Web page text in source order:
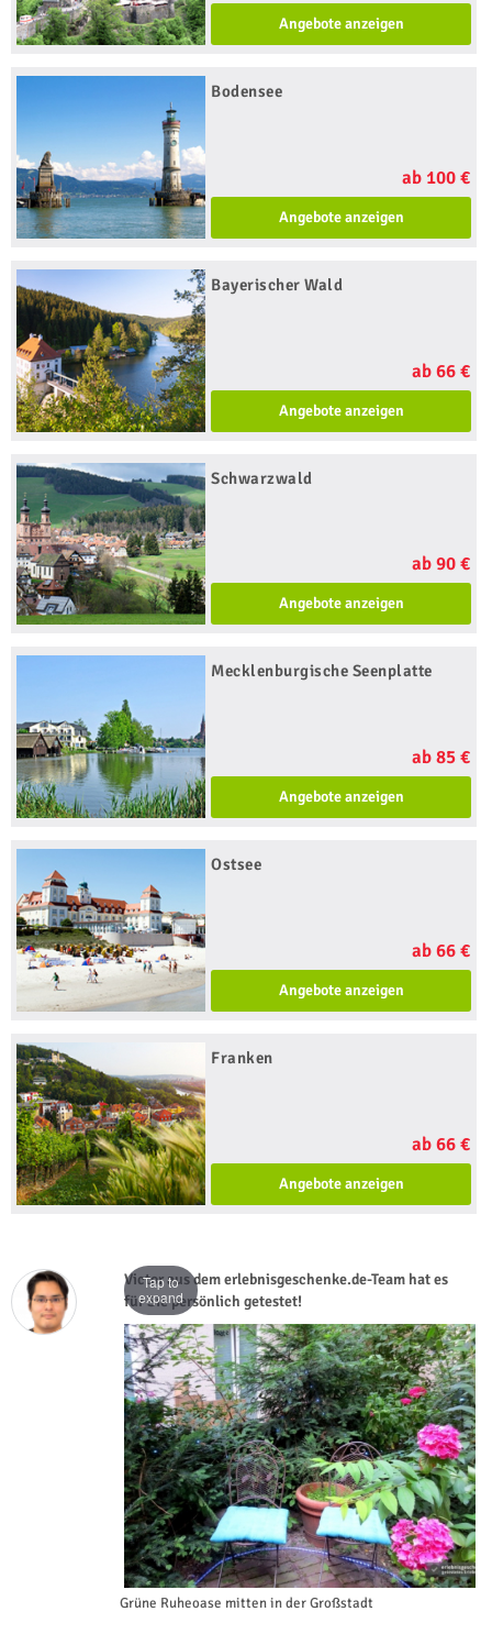
Angebote anzeigen
Bodensee
ab 100 €
Angebote anzeigen
Bayerischer Wald
ab 66 €
Angebote anzeigen
Schwarzwald
ab 90 €
Angebote anzeigen
Mecklenburgische Seenplatte
ab 85 €
Angebote anzeigen
Ostsee
ab 66 €
Angebote anzeigen
Franken
ab 66 €
Angebote anzeigen
Victor aus dem erlebnisgeschenke.de-Team hat es
für Sie persönlich getestet!
Tap to
expand
Grüne Ruheoase mitten in der Großstadt